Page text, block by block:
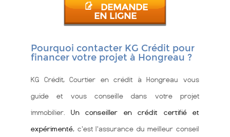
DEMANDE
EN LIGNE
Pourquoi contacter KG Crédit pour
financer votre projet à Hongreau ?
KG Crédit, Courtier en crédit à Hongreau vous
guide et vous conseille dans votre projet
immobilier. Un conseiller en crédit certifié et
expérimenté, c'est l'assurance du meilleur conseil